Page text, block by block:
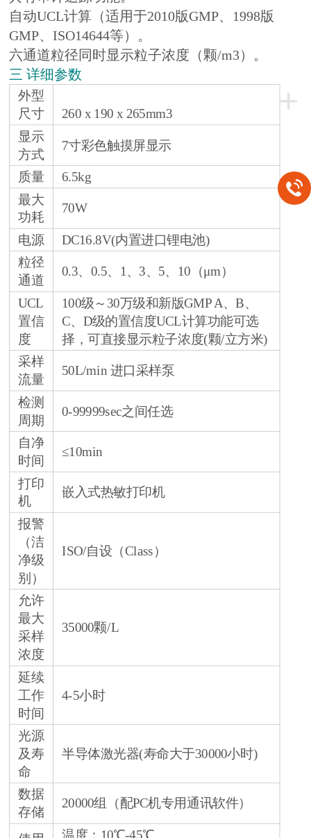
自动UCL计算（适用于2010版GMP、1998版
GMP、ISO14644等）。
六通道粒径同时显示粒子浓度（颗/m3）。
三 详细参数
+
外型
尺寸
260 x 190 x 265mm3
显示
方式
7寸彩色触摸屏显示
质量
6.5kg
最大
功耗
70W
电源
DC16.8V(内置进口锂电池)
粒径
通道
0.3、0.5、1、3、5、10（μm）
UCL
置信
度
100级～30万级和新版GMP A、B、
C、D级的置信度UCL计算功能可选
择，可直接显示粒子浓度(颗/立方米)
采样
流量
50L/min 进口采样泵
检测
周期
0-99999sec之间任选
自净
时间
≤10min
打印
机
嵌入式热敏打印机
报警
（洁
净级
别）
ISO/自设（Class）
允许
最大
采样
浓度
35000颗/L
延续
工作
时间
4-5小时
光源
及寿
命
半导体激光器(寿命大于30000小时)
数据
存储
20000组（配PC机专用通讯软件）
温度：10℃-45℃